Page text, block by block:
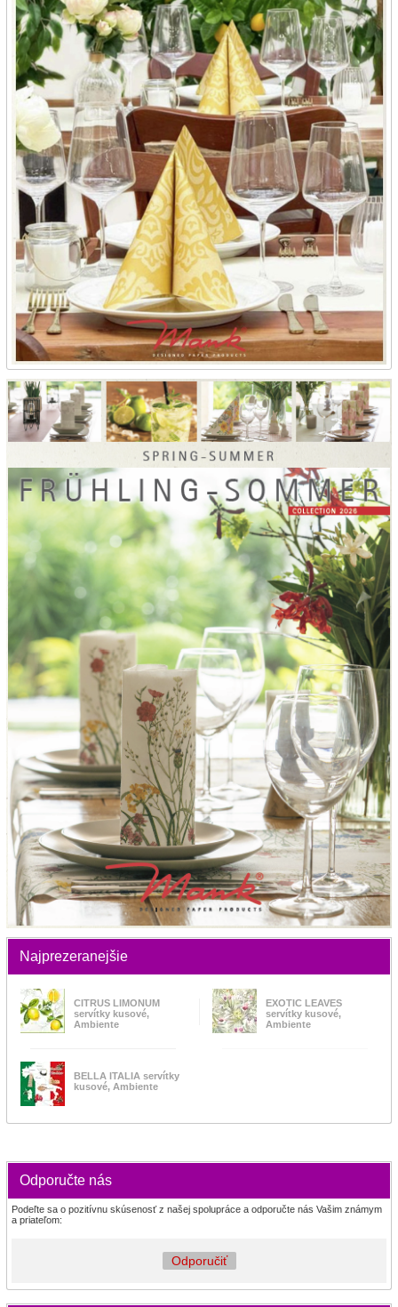
Najprezeranejšie
CITRUS LIMONUM
servítky kusové,
Ambiente
EXOTIC LEAVES
servítky kusové,
Ambiente
BELLA ITALIA servítky
kusové, Ambiente
Odporučte nás
Podeľte sa o pozitívnu skúsenosť z našej spolupráce a odporučte nás Vašim známym
a priateľom:
Odporučiť